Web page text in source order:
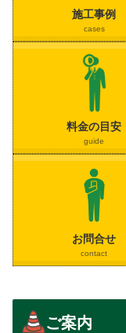
施工事例
cases
料金の目安
guide
お問合せ
contact
ご案内